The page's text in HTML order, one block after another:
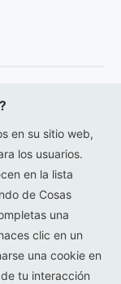
en su sitio web,
los usuarios.
en la lista
de Cosas
una
clic en un
una cookie en
tu interacción